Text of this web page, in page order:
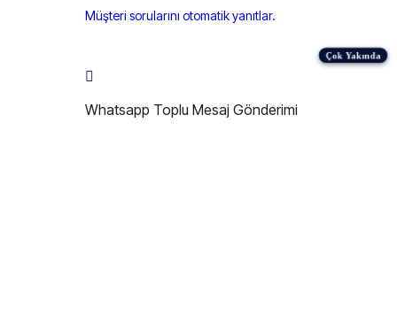
Müşteri sorularını otomatik yanıtlar.
Whatsapp Toplu Mesaj Gönderimi